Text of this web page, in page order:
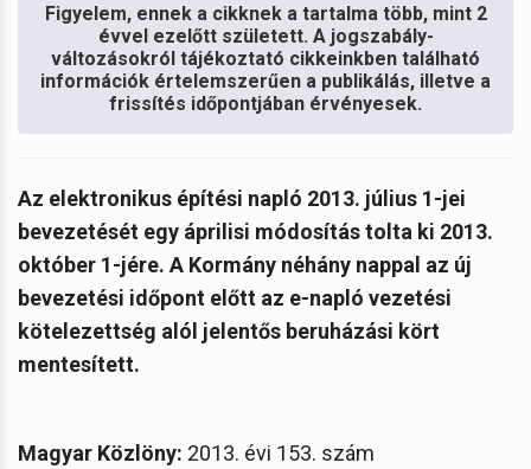
Figyelem, ennek a cikknek a tartalma több, mint 2
évvel ezelőtt született. A jogszabály-
változásokról tájékoztató cikkeinkben található
információk értelemszerűen a publikálás, illetve a
frissítés időpontjában érvényesek.
Az elektronikus építési napló 2013. július 1-jei
bevezetését egy áprilisi módosítás tolta ki 2013.
október 1-jére. A Kormány néhány nappal az új
bevezetési időpont előtt az e-napló vezetési
kötelezettség alól jelentős beruházási kört
mentesített.
Magyar Közlöny: 2013. évi 153. szám